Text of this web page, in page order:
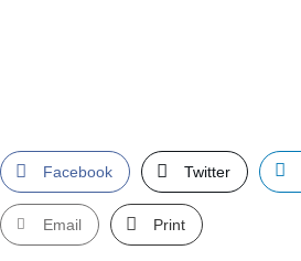
Facebook Twitter
Email Print